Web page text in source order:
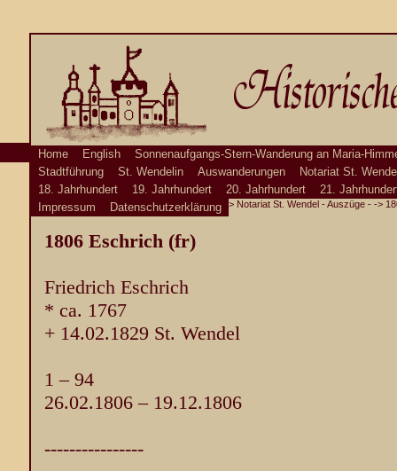
Home English
Sonnenaufgangs-Stern-Wanderung an Maria-
Stadtführung
St. Wendelin Auswanderungen
Notariat St.
18. Jahrhundert
19. Jahrhundert 20. Jahrhundert
21.
Impressum
Datenschutzerklärung > Notariat St. Wendel - Auszüge - ->
1806 Eschrich (fr)
Friedrich Eschrich
* ca. 1767
+ 14.02.1829 St. Wendel
1 – 94
26.02.1806 – 19.12.1806
----------------